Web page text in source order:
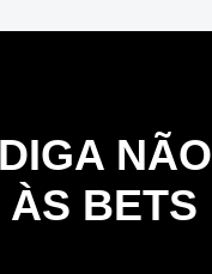
DIGA NÃO
ÀS BETS